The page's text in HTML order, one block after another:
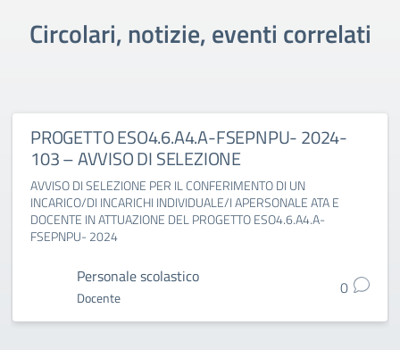
Circolari, notizie, eventi correlati
PROGETTO ESO4.6.A4.A-FSEPNPU- 2024-
103 – AVVISO DI SELEZIONE
AVVISO DI SELEZIONE PER IL CONFERIMENTO DI UN
INCARICO/DI INCARICHI INDIVIDUALE/I APERSONALE ATA E
DOCENTE IN ATTUAZIONE DEL PROGETTO ESO4.6.A4.A-
FSEPNPU- 2024
Personale scolastico
Docente 0